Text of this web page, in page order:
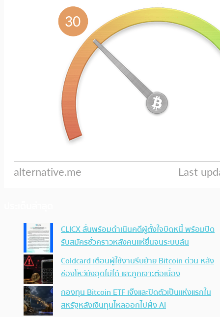
CLICX ลั่นพร้อมดำเนินคดีผู้ตั้งใจบิดหนี้ พร้อมปิด
รับสมัครชั่วคราวหลังคนแห่ยื่นจนระบบล้น
Coldcard เตือนผู้ใช้งานรีบย้าย Bitcoin ด่วน หลัง
ช่องโหว่ยังอุดไม่ได้ และถูกเจาะต่อเนื่อง
กองทุน Bitcoin ETF เจ๊งและปิดตัวเป็นแห่งแรกใน
สหรัฐหลังเงินทุนไหลออกไปฝั่ง AI